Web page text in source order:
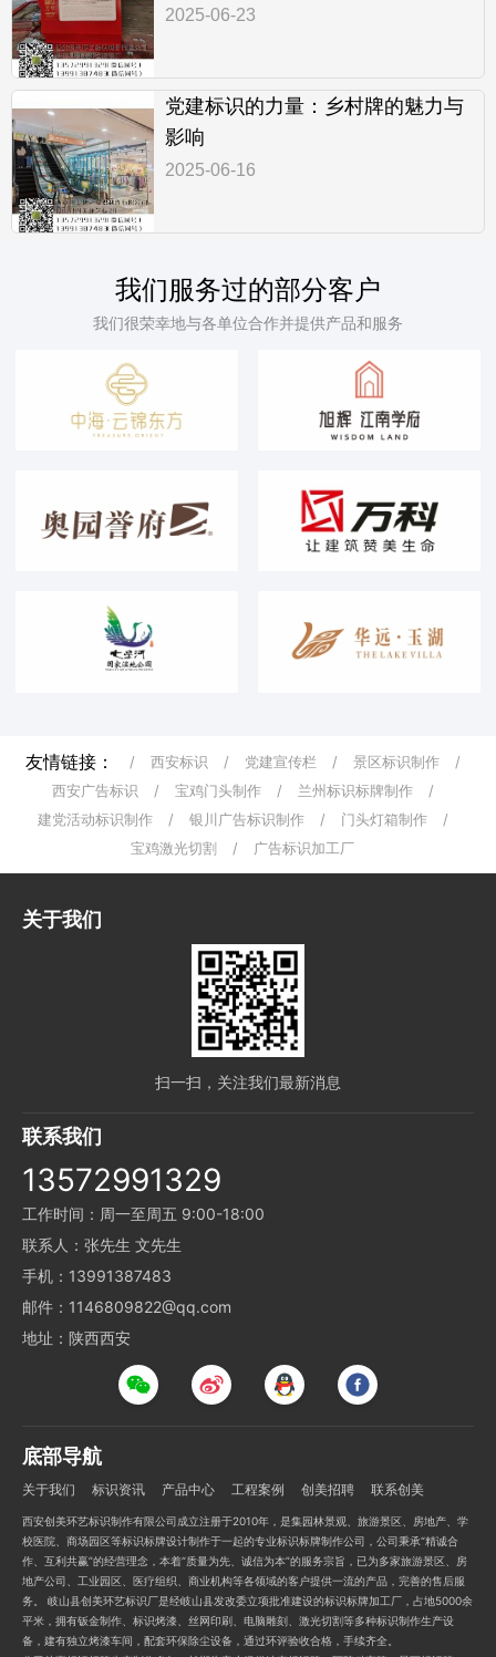
2025-06-23
党建标识的力量：乡村牌的魅力与
影响
2025-06-16
我们服务过的部分客户
我们很荣幸地与各单位合作并提供产品和服务
友情链接： / 西安标识 / 党建宣传栏 / 景区标识制作
/
西安广告标识
/ 宝鸡门头制作 / 兰州标识标牌制作
/
建党活动标识制作
/ 银川广告标识制作 / 门头灯箱制作
/
宝鸡激光切割
/ 广告标识加工厂
关于我们
扫一扫，关注我们最新消息
联系我们
13572991329
工作时间：周一至周五 9:00-18:00
联系人：张先生 文先生
手机：13991387483
邮件：1146809822@qq.com
地址：陕西西安
底部导航
关于我们 标识资讯 产品中心 工程案例 创美招聘 联系创美
西安创美环艺标识制作有限公司成立注册于2010年，是集园林景观、旅游景区、房地产、学
校医院、商场园区等标识标牌设计制作于一起的专业标识标牌制作公司，公司秉承“精诚合
作、互利共赢”的经营理念，本着“质量为先、诚信为本”的服务宗旨，已为多家旅游景区、房
地产公司、工业园区、医疗组织、商业机构等各领域的客户提供一流的产品，完善的售后服
务。 岐山县创美环艺标识厂是经岐山县发改委立项批准建设的标识标牌加工厂，占地5000余
平米，拥有钣金制作、标识烤漆、丝网印刷、电脑雕刻、激光切割等多种标识制作生产设
备，建有独立烤漆车间，配套环保除尘设备，通过环评验收合格，手续齐全。